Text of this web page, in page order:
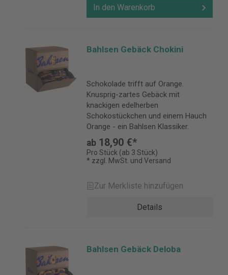
In den Warenkorb
Bahlsen Gebäck Chokini
Schokolade trifft auf Orange.
Knusprig-zartes Gebäck mit
knackigen edelherben
Schokostückchen und einem Hauch
Orange - ein Bahlsen Klassiker.
ab 18,90 €*
Pro Stück (ab 3 Stück)
* zzgl. MwSt. und Versand
Zur Merkliste hinzufügen
Details
Bahlsen Gebäck Deloba